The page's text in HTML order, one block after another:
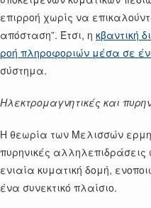
επιρροή χωρίς να
απόσταση”. Έτσι, η κβαντική
ροή πληροφοριών μέσα σε
σύστημα.
Ηλεκτρομαγνητικές και
Η θεωρία των Μελισσών
πυρηνικές
ενιαία κυματική δομή,
ένα συνεκτικό πλαίσιο.